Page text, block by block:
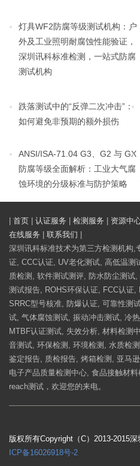
灯具WF2防腐等级测试机构：户
外及工业照明耐腐蚀性能验证，
深圳讯科标准检测，一站式防腐
测试机构
跌落测试中的“反弹二次冲击”：
如何避免非预期的额外损伤
ANSI/ISA-71.04 G3、G2 与 GX
防腐等级全面解析：工业大气腐
蚀环境的分级标准与防护策略
首页 认证服务 检测服务 资源中
在线服务
联系我们
深圳讯科标准技术为第三方检测机构,
证, CCC认证, UV老化测试, 高低温
质检测, 软件测试测评, 防水防尘测
测试报告, ROHS环保认证, FCC认证
SRRC型号核准, 防爆认证, 可靠性测
试, 气体腐蚀测试, 振动冲击测试, 冷
MTBF认证测试, 失效分析, 材料检测
音测试, 环保检测, 环境检测, 水质检
鉴定报告, 质检报告, 烤箱检测, 亚马
电子产品质量检测中心, 食品接触材
reach测试，欢迎您的来电。
版权所有Copyright（C）2013-2015
ICP备16026918号-2